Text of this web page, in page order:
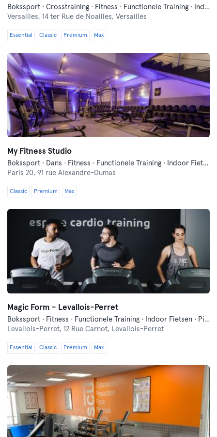
Bokssport · Crosstraining · Fitness · Functionele Training · Indoor Fietsen · Pilates · Yoga
Versailles, 14 ter Rue de Noailles, Versailles
Essential Classic Premium Max
My Fitness Studio
Bokssport · Dans · Fitness · Functionele Training · Indoor Fietsen · Pilates · Yoga
Paris 20, 91 rue Alexandre-Dumas
Classic Premium Max
Magic Form - Levallois-Perret
Bokssport · Fitness · Functionele Training · Indoor Fietsen · Pilates · Yoga
Levallois-Perret, 12 Rue Carnot, Levallois-Perret
Essential Classic Premium Max